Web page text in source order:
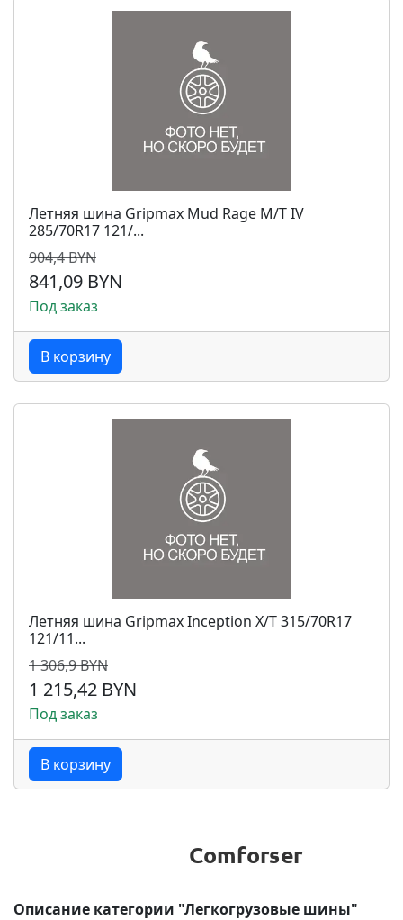
Летняя шина Gripmax Mud Rage M/T IV
285/70R17 121/...
904,4 BYN
841,09 BYN
Под заказ
В корзину
Летняя шина Gripmax Inception X/T 315/70R17
121/11...
1 306,9 BYN
1 215,42 BYN
Под заказ
В корзину
Описание категории "Легкогрузовые шины"